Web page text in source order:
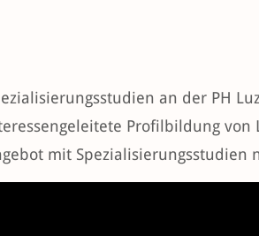
an der PH
Profilbildung
mit Spezialisierungsstudien